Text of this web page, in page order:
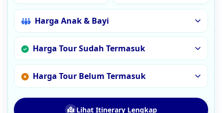
Harga Anak & Bayi
Harga Tour Sudah Termasuk
Harga Tour Belum Termasuk
Lihat Itinerary Lengkap